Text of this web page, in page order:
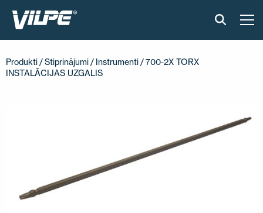
Produkti /Stiprinājumi / Instrumenti / 700-2X TORX
INSTALĀCIJAS UZGALIS